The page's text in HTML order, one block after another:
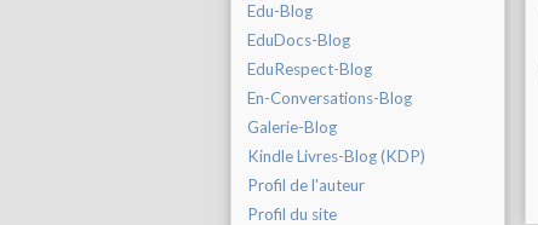
Edu-Blog
EduDocs-Blog
EduRespect-Blog
En-Conversations-Blog
Galerie-Blog
Kindle Livres-Blog (KDP)
Profil de l'auteur
Profil du site